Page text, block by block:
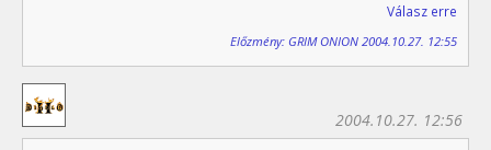
Válasz erre
Előzmény: GRIM ONION 2004.10.27. 12:55
2004.10.27. 12:56